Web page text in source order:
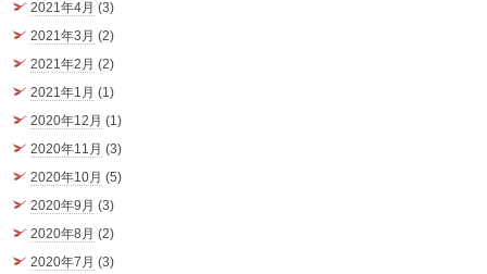
2021年4月 (3)
2021年3月 (2)
2021年2月 (2)
2021年1月 (1)
2020年12月 (1)
2020年11月 (3)
2020年10月 (5)
2020年9月 (3)
2020年8月 (2)
2020年7月 (3)